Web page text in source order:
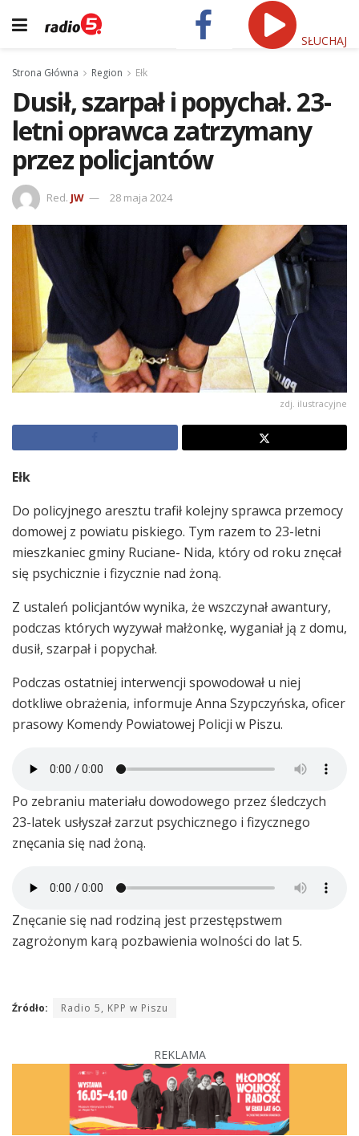
SŁUCHAJ
Strona Główna Region Ełk
Dusił, szarpał i popychał. 23-
letni oprawca zatrzymany
przez policjantów
Red. JW 28 maja 2024
zdj. ilustracyjne
Ełk
Do policyjnego aresztu trafił kolejny sprawca przemocy
domowej z powiatu piskiego. Tym razem to 23-letni
mieszkaniec gminy Ruciane- Nida, który od roku znęcał
się psychicznie i fizycznie nad żoną.
Z ustaleń policjantów wynika, że wszczynał awantury,
podczas których wyzywał małżonkę, wyganiał ją z domu,
dusił, szarpał i popychał.
Podczas ostatniej interwencji spowodował u niej
dotkliwe obrażenia, informuje Anna Szypczyńska, oficer
prasowy Komendy Powiatowej Policji w Piszu.
Po zebraniu materiału dowodowego przez śledczych
23-latek usłyszał zarzut psychicznego i fizycznego
znęcania się nad żoną.
Znęcanie się nad rodziną jest przestępstwem
zagrożonym karą pozbawienia wolności do lat 5.
Źródło: Radio 5, KPP w Piszu
REKLAMA